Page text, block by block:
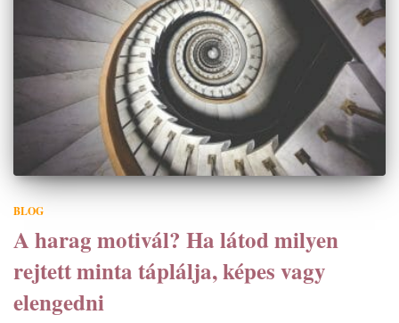
BLOG
A harag motivál? Ha látod milyen
rejtett minta táplálja, képes vagy
elengedni